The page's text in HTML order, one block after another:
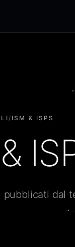
/ ISM & ISPS
dal